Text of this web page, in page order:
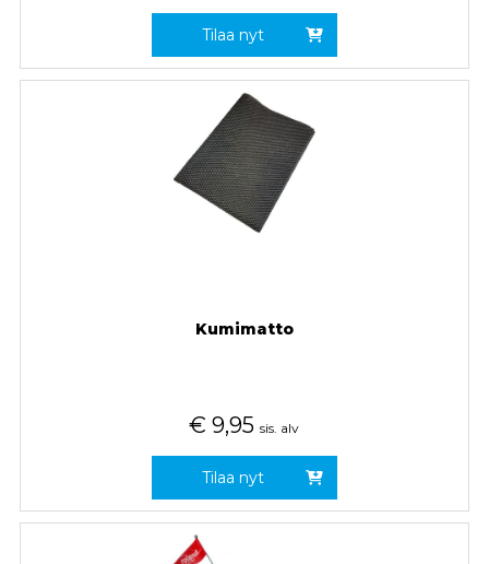
Tilaa nyt
Kumimatto
€ 9,95 sis. alv
Tilaa nyt